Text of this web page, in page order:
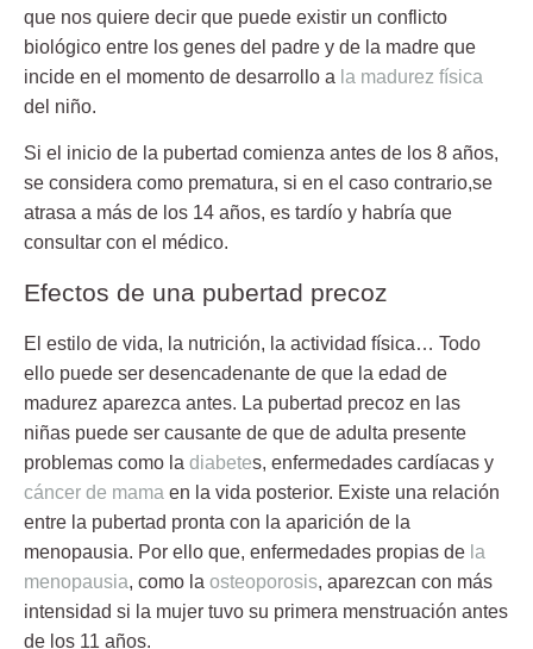
que nos quiere decir que puede existir un conflicto
biológico entre los genes del padre y de la madre que
incide en el momento de desarrollo a la madurez física
del niño.
Si el inicio de la pubertad comienza antes de los 8 años,
se considera como prematura, si en el caso contrario,se
atrasa a más de los 14 años, es tardío y habría que
consultar con el médico.
Efectos de una pubertad precoz
El estilo de vida, la nutrición, la actividad física… Todo
ello puede ser desencadenante de que la edad de
madurez aparezca antes. La pubertad precoz en las
niñas puede ser causante de que de adulta presente
problemas como la diabetes, enfermedades cardíacas y
cáncer de mama en la vida posterior. Existe una relación
entre la pubertad pronta con la aparición de la
menopausia. Por ello que, enfermedades propias de la
menopausia, como la osteoporosis, aparezcan con más
intensidad si la mujer tuvo su primera menstruación antes
de los 11 años.